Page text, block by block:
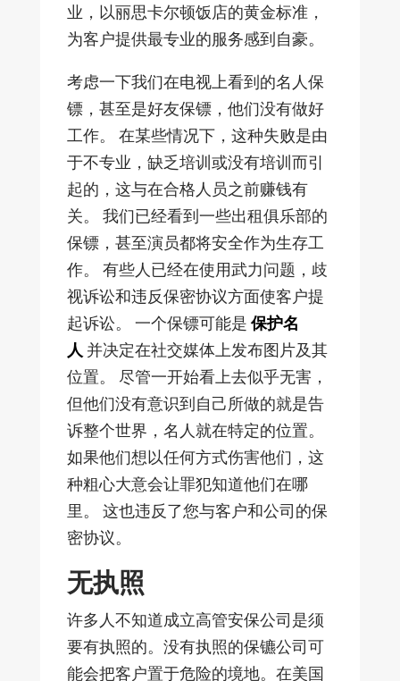
业，以丽思卡尔顿饭店的黄金标准，
为客户提供最专业的服务感到自豪。
考虑一下我们在电视上看到的名人保
镖，甚至是好友保镖，他们没有做好
工作。 在某些情况下，这种失败是由
于不专业，缺乏培训或没有培训而引
起的，这与在合格人员之前赚钱有
关。 我们已经看到一些出租俱乐部的
保镖，甚至演员都将安全作为生存工
作。 有些人已经在使用武力问题，歧
视诉讼和违反保密协议方面使客户提
起诉讼。 一个保镖可能是 保护名
人 并决定在社交媒体上发布图片及其
位置。 尽管一开始看上去似乎无害，
但他们没有意识到自己所做的就是告
诉整个世界，名人就在特定的位置。
如果他们想以任何方式伤害他们，这
种粗心大意会让罪犯知道他们在哪
里。 这也违反了您与客户和公司的保
密协议。
无执照
许多人不知道成立高管安保公司是须
要有执照的。没有执照的保镳公司可
能会把客户置于危险的境地。在美国